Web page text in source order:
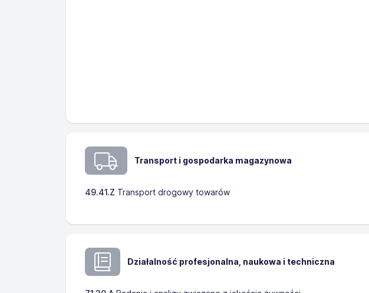
Transport i gospodarka magazynowa
49.41.Z Transport drogowy towarów
Działalność profesjonalna, naukowa i techniczna